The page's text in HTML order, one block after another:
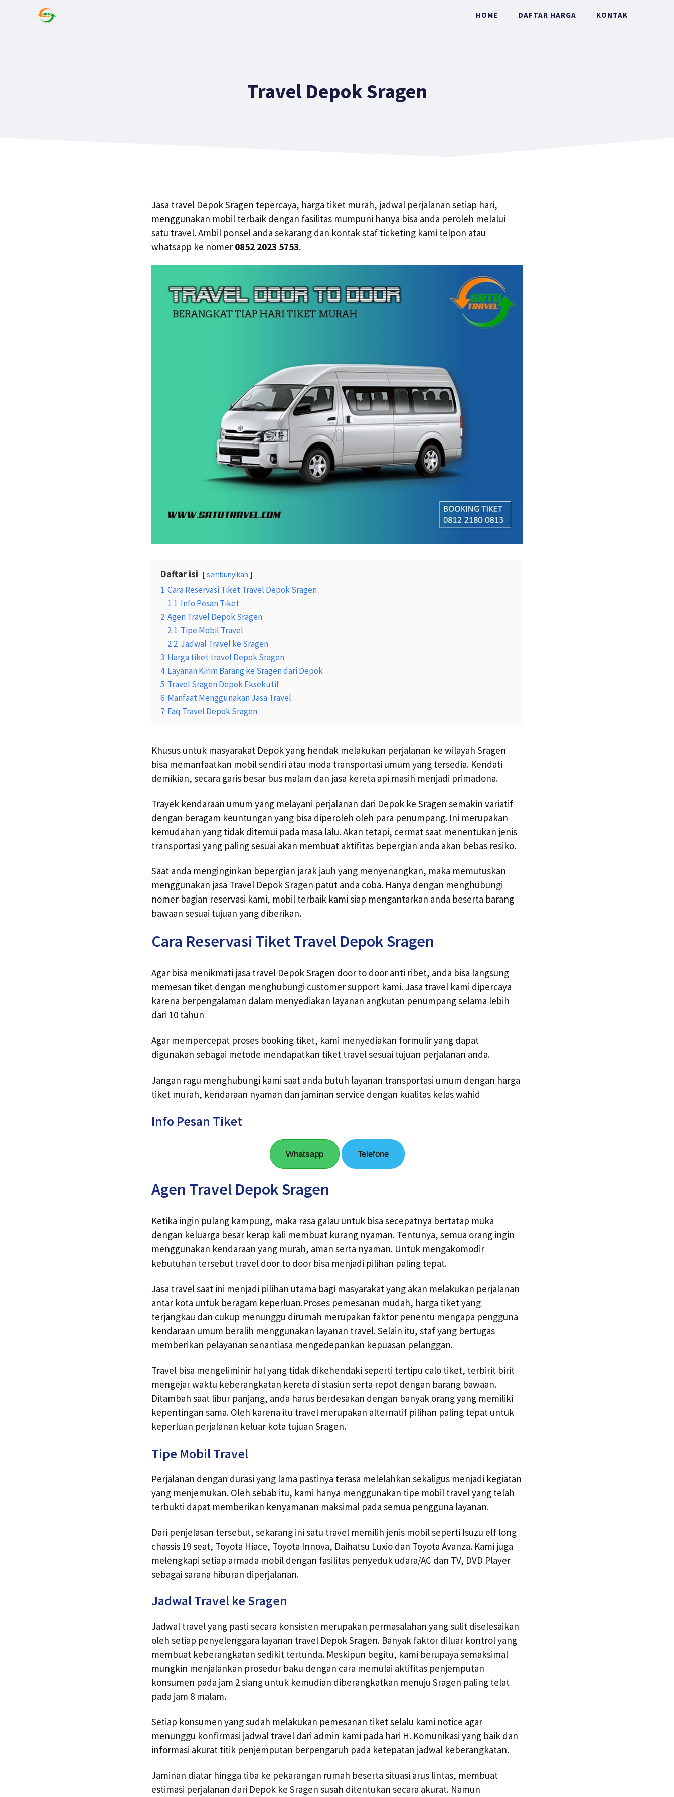
HOME DAFTAR HARGA KONTAK
Travel Depok Sragen
Jasa travel Depok Sragen tepercaya, harga tiket murah, jadwal perjalanan setiap hari,
menggunakan mobil terbaik dengan fasilitas mumpuni hanya bisa anda peroleh melalui
satu travel. Ambil ponsel anda sekarang dan kontak staf ticketing kami telpon atau
whatsapp ke nomer 0852 2023 5753.
Daftar isi sembunyikan
1 Cara Reservasi Tiket Travel Depok Sragen
1.1 Info Pesan Tiket
2 Agen Travel Depok Sragen
2.1 Tipe Mobil Travel
2.2 Jadwal Travel ke Sragen
3 Harga tiket travel Depok Sragen
4 Layanan Kirim Barang ke Sragen dari Depok
5 Travel Sragen Depok Eksekutif
6 Manfaat Menggunakan Jasa Travel
7 Faq Travel Depok Sragen
Khusus untuk masyarakat Depok yang hendak melakukan perjalanan ke wilayah Sragen
bisa memanfaatkan mobil sendiri atau moda transportasi umum yang tersedia. Kendati
demikian, secara garis besar bus malam dan jasa kereta api masih menjadi primadona.
Trayek kendaraan umum yang melayani perjalanan dari Depok ke Sragen semakin variatif
dengan beragam keuntungan yang bisa diperoleh oleh para penumpang. Ini merupakan
kemudahan yang tidak ditemui pada masa lalu. Akan tetapi, cermat saat menentukan jenis
transportasi yang paling sesuai akan membuat aktifitas bepergian anda akan bebas resiko.
Saat anda menginginkan bepergian jarak jauh yang menyenangkan, maka memutuskan
menggunakan jasa Travel Depok Sragen patut anda coba. Hanya dengan menghubungi
nomer bagian reservasi kami, mobil terbaik kami siap mengantarkan anda beserta barang
bawaan sesuai tujuan yang diberikan.
Cara Reservasi Tiket Travel Depok Sragen
Agar bisa menikmati jasa travel Depok Sragen door to door anti ribet, anda bisa langsung
memesan tiket dengan menghubungi customer support kami. Jasa travel kami dipercaya
karena berpengalaman dalam menyediakan layanan angkutan penumpang selama lebih
dari 10 tahun
Agar mempercepat proses booking tiket, kami menyediakan formulir yang dapat
digunakan sebagai metode mendapatkan tiket travel sesuai tujuan perjalanan anda.
Jangan ragu menghubungi kami saat anda butuh layanan transportasi umum dengan harga
tiket murah, kendaraan nyaman dan jaminan service dengan kualitas kelas wahid
Info Pesan Tiket
Whatsapp Telefone
Agen Travel Depok Sragen
Ketika ingin pulang kampung, maka rasa galau untuk bisa secepatnya bertatap muka
dengan keluarga besar kerap kali membuat kurang nyaman. Tentunya, semua orang ingin
menggunakan kendaraan yang murah, aman serta nyaman. Untuk mengakomodir
kebutuhan tersebut travel door to door bisa menjadi pilihan paling tepat.
Jasa travel saat ini menjadi pilihan utama bagi masyarakat yang akan melakukan perjalanan
antar kota untuk beragam keperluan.Proses pemesanan mudah, harga tiket yang
terjangkau dan cukup menunggu dirumah merupakan faktor penentu mengapa pengguna
kendaraan umum beralih menggunakan layanan travel. Selain itu, staf yang bertugas
memberikan pelayanan senantiasa mengedepankan kepuasan pelanggan.
Travel bisa mengeliminir hal yang tidak dikehendaki seperti tertipu calo tiket, terbirit birit
mengejar waktu keberangkatan kereta di stasiun serta repot dengan barang bawaan.
Ditambah saat libur panjang, anda harus berdesakan dengan banyak orang yang memiliki
kepentingan sama. Oleh karena itu travel merupakan alternatif pilihan paling tepat untuk
keperluan perjalanan keluar kota tujuan Sragen.
Tipe Mobil Travel
Perjalanan dengan durasi yang lama pastinya terasa melelahkan sekaligus menjadi kegiatan
yang menjemukan. Oleh sebab itu, kami hanya menggunakan tipe mobil travel yang telah
terbukti dapat memberikan kenyamanan maksimal pada semua pengguna layanan.
Dari penjelasan tersebut, sekarang ini satu travel memilih jenis mobil seperti Isuzu elf long
chassis 19 seat, Toyota Hiace, Toyota Innova, Daihatsu Luxio dan Toyota Avanza. Kami juga
melengkapi setiap armada mobil dengan fasilitas penyeduk udara/AC dan TV, DVD Player
sebagai sarana hiburan diperjalanan.
Jadwal Travel ke Sragen
Jadwal travel yang pasti secara konsisten merupakan permasalahan yang sulit diselesaikan
oleh setiap penyelenggara layanan travel Depok Sragen. Banyak faktor diluar kontrol yang
membuat keberangkatan sedikit tertunda. Meskipun begitu, kami berupaya semaksimal
mungkin menjalankan prosedur baku dengan cara memulai aktifitas penjemputan
konsumen pada jam 2 siang untuk kemudian diberangkatkan menuju Sragen paling telat
pada jam 8 malam.
Setiap konsumen yang sudah melakukan pemesanan tiket selalu kami notice agar
menunggu konfirmasi jadwal travel dari admin kami pada hari H. Komunikasi yang baik dan
informasi akurat titik penjemputan berpengaruh pada ketepatan jadwal keberangkatan.
Jaminan diatar hingga tiba ke pekarangan rumah beserta situasi arus lintas, membuat
estimasi perjalanan dari Depok ke Sragen susah ditentukan secara akurat. Namun